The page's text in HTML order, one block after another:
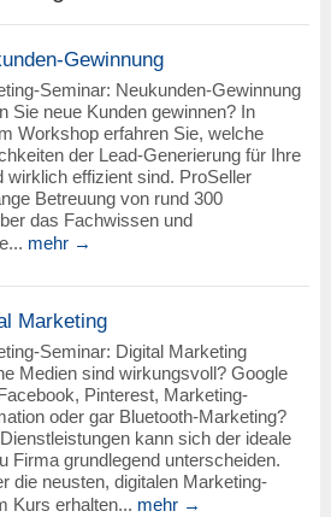
Gewinnung
Seminar: Neukunden-Gewinnung
Sie neue Kunden gewinnen? In
Workshop erfahren Sie, welche
der Lead-Generierung für Ihre
wirklich effizient sind. ProSeller
Betreuung von rund 300
das Fachwissen und
mehr →
Marketing
Seminar: Digital Marketing
Medien sind wirkungsvoll? Google
Pinterest, Marketing-
oder gar Bluetooth-Marketing?
kann sich der ideale
Firma grundlegend unterscheiden.
die neusten, digitalen Marketing-
Kurs erhalten... mehr →